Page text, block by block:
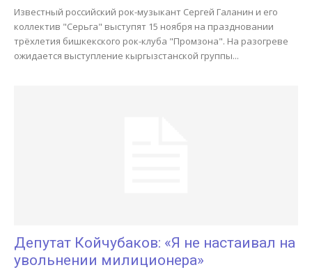
Известный российский рок-музыкант Сергей Галанин и его
коллектив "Серьга" выступят 15 ноября на праздновании
трёхлетия бишкекского рок-клуба "Промзона". На разогреве
ожидается выступление кыргызстанской группы...
Депутат Койчубаков: «Я не настаивал на
увольнении милиционера»